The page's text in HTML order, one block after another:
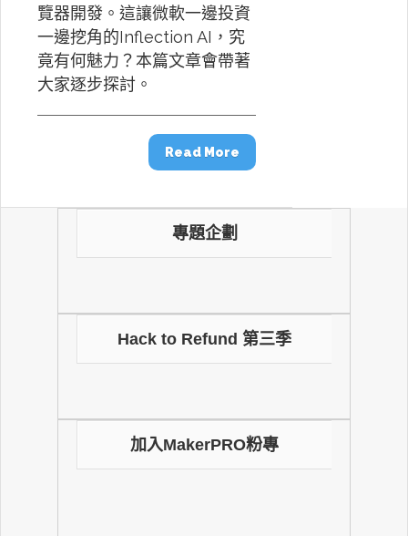
覽器開發。這讓微軟一邊投資
一邊挖角的Inflection AI，究
竟有何魅力？本篇文章會帶著
大家逐步探討。
Read More
專題企劃
Hack to Refund 第三季
加入MakerPRO粉專